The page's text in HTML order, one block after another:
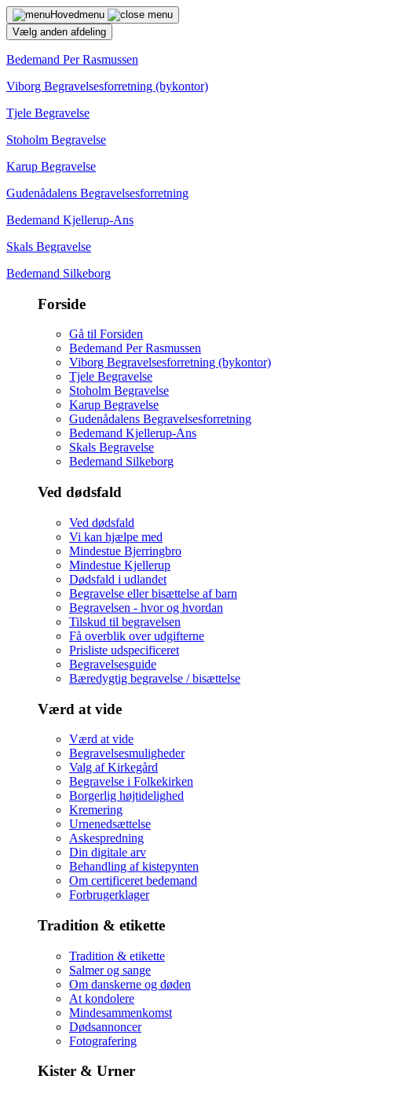
Hovedmenu
Vælg anden afdeling
Bedemand Per Rasmussen
Viborg Begravelsesforretning (bykontor)
Tjele Begravelse
Stoholm Begravelse
Karup Begravelse
Gudenådalens Begravelsesforretning
Bedemand Kjellerup-Ans
Skals Begravelse
Bedemand Silkeborg
Forside
Gå til Forsiden
Bedemand Per Rasmussen
Viborg Begravelsesforretning (bykontor)
Tjele Begravelse
Stoholm Begravelse
Karup Begravelse
Gudenådalens Begravelsesforretning
Bedemand Kjellerup-Ans
Skals Begravelse
Bedemand Silkeborg
Ved dødsfald
Ved dødsfald
Vi kan hjælpe med
Mindestue Bjerringbro
Mindestue Kjellerup
Dødsfald i udlandet
Begravelse eller bisættelse af barn
Begravelsen - hvor og hvordan
Tilskud til begravelsen
Få overblik over udgifterne
Prisliste udspecificeret
Begravelsesguide
Bæredygtig begravelse / bisættelse
Værd at vide
Værd at vide
Begravelsesmuligheder
Valg af Kirkegård
Begravelse i Folkekirken
Borgerlig højtidelighed
Kremering
Urnenedsættelse
Askespredning
Din digitale arv
Behandling af kistepynten
Om certificeret bedemand
Forbrugerklager
Tradition & etikette
Tradition & etikette
Salmer og sange
Om danskerne og døden
At kondolere
Mindesammenkomst
Dødsannoncer
Fotografering
Kister & Urner